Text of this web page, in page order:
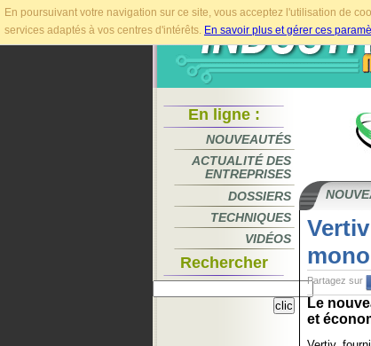
En poursuivant votre navigation sur ce site, vous acceptez l'utilisation de
services adaptés à vos centres d'intérêts. En savoir plus et gérer ces
En ligne :
NOUVEAUTÉS
ACTUALITÉ DES
ENTREPRISES
DOSSIERS
TECHNIQUES
VIDÉOS
Rechercher
Partagez sur
Le
et